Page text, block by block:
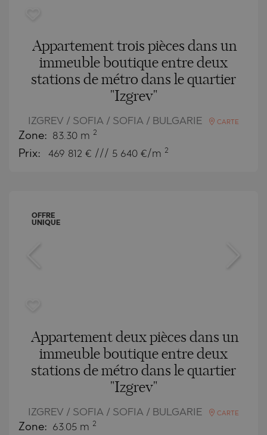
Appartement trois pièces dans un
immeuble boutique entre deux
stations de métro dans le quartier
"Izgrev"
IZGREV / SOFIA / SOFIA / BULGARIE CARTE
Zone: 83.30 m 2
Prix: 469 812 € /// 5 640 €/m 2
OFFRE
UNIQUE
Appartement deux pièces dans un
immeuble boutique entre deux
stations de métro dans le quartier
"Izgrev"
IZGREV / SOFIA / SOFIA / BULGARIE CARTE
Zone: 63.05 m 2